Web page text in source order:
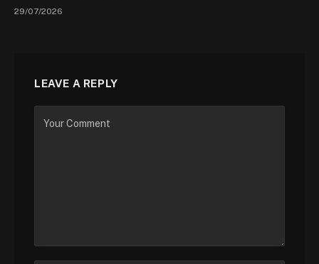
29/07/2026
LEAVE A REPLY